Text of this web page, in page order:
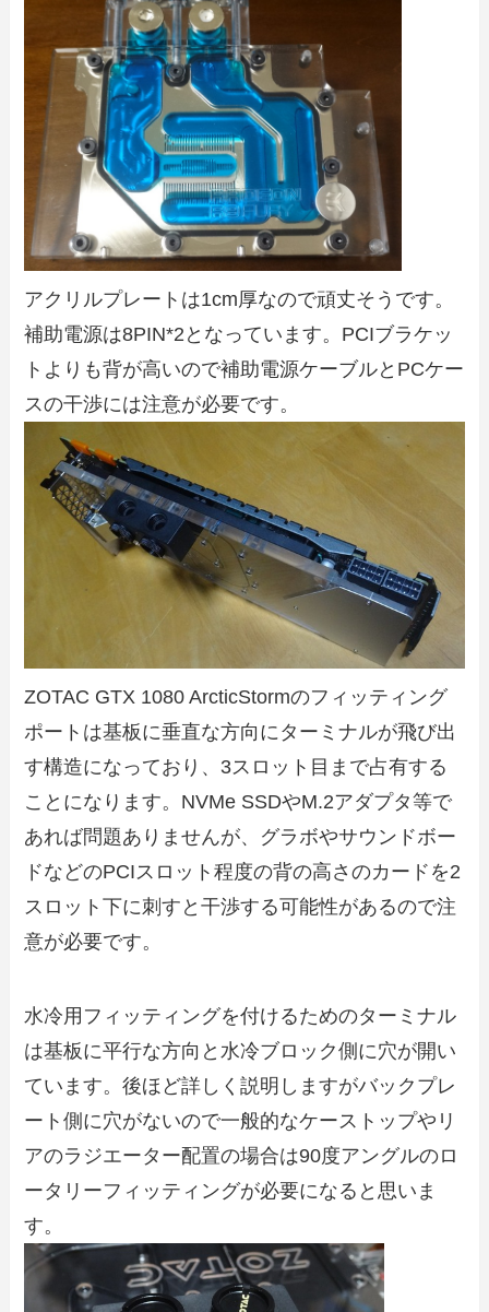
アクリルプレートは1cm厚なので頑丈そうです。
補助電源は8PIN*2となっています。PCIブラケッ
トよりも背が高いので補助電源ケーブルとPCケー
スの干渉には注意が必要です。
ZOTAC GTX 1080 ArcticStormのフィッティング
ポートは基板に垂直な方向にターミナルが飛び出
す構造になっており、3スロット目まで占有する
ことになります。NVMe SSDやM.2アダプタ等で
あれば問題ありませんが、グラボやサウンドボー
ドなどのPCIスロット程度の背の高さのカードを2
スロット下に刺すと干渉する可能性があるので注
意が必要です。
水冷用フィッティングを付けるためのターミナル
は基板に平行な方向と水冷ブロック側に穴が開い
ています。後ほど詳しく説明しますがバックプレ
ート側に穴がないので一般的なケーストップやリ
アのラジエーター配置の場合は90度アングルのロ
ータリーフィッティングが必要になると思いま
す。